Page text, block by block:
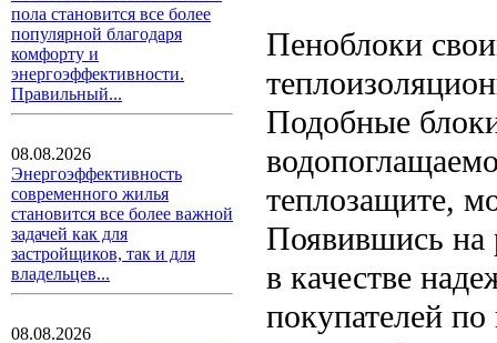
пола становится все более
популярной благодаря
комфорту и
энергоэффективности.
Правильный...
08.08.2026
Энергоэффективность
современного жилья
становится все более важной
задачей как для
застройщиков, так и для
владельцев...
08.08.2026
Пеноблоки
Подобные
теплозащите,
Появившись на
в качестве
покупателей